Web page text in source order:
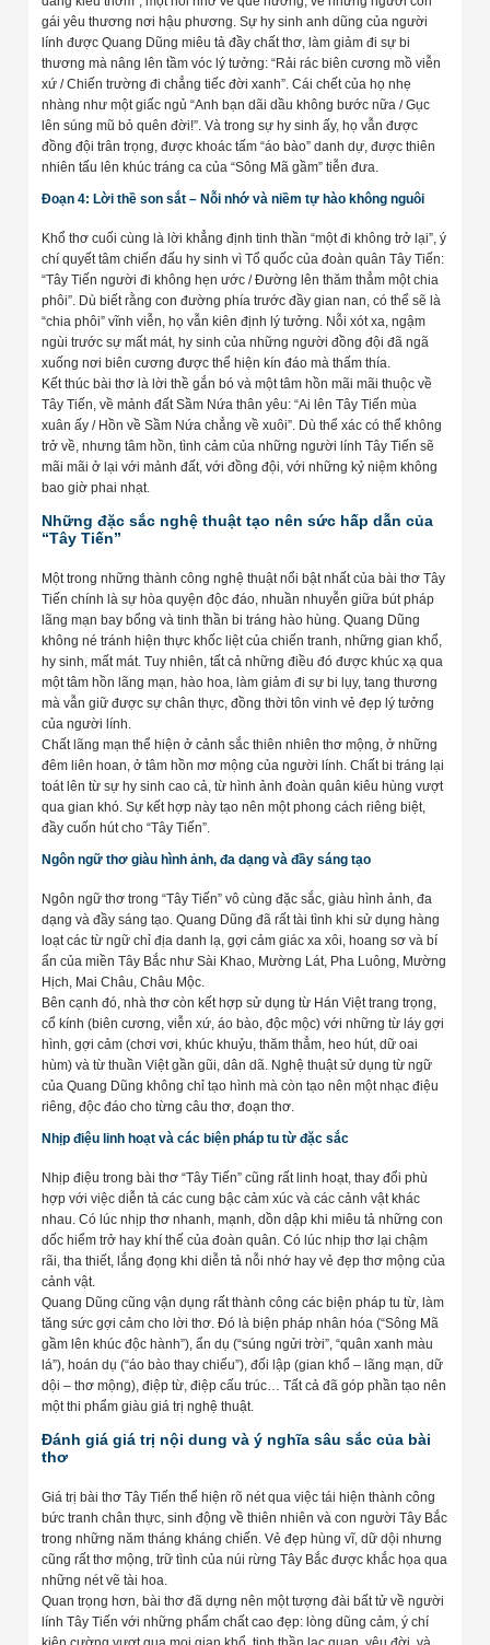
gái yêu thương nơi hậu phương. Sự hy sinh anh dũng của người
lính được Quang Dũng miêu tả đầy chất thơ, làm giảm đi sự bi
thương mà nâng lên tầm vóc lý tưởng: “Rải rác biên cương mồ viễn
xứ / Chiến trường đi chẳng tiếc đời xanh”. Cái chết của họ nhẹ
nhàng như một giấc ngủ “Anh bạn dãi dầu không bước nữa / Gục
lên súng mũ bỏ quên đời!”. Và trong sự hy sinh ấy, họ vẫn được
đồng đội trân trọng, được khoác tấm “áo bào” danh dự, được thiên
nhiên tấu lên khúc tráng ca của “Sông Mã gầm” tiễn đưa.
Đoạn 4: Lời thề son sắt – Nỗi nhớ và niềm tự hào không nguôi
Khổ thơ cuối cùng là lời khẳng định tinh thần “một đi không trở lại”, ý
chí quyết tâm chiến đấu hy sinh vì Tổ quốc của đoàn quân Tây Tiến:
“Tây Tiến người đi không hẹn ước / Đường lên thăm thẳm một chia
phôi”. Dù biết rằng con đường phía trước đầy gian nan, có thể sẽ là
“chia phôi” vĩnh viễn, họ vẫn kiên định lý tưởng. Nỗi xót xa, ngậm
ngùi trước sự mất mát, hy sinh của những người đồng đội đã ngã
xuống nơi biên cương được thể hiện kín đáo mà thấm thía.
Kết thúc bài thơ là lời thề gắn bó và một tâm hồn mãi mãi thuộc về
Tây Tiến, về mảnh đất Sầm Nứa thân yêu: “Ai lên Tây Tiến mùa
xuân ấy / Hồn về Sầm Nứa chẳng về xuôi”. Dù thể xác có thể không
trở về, nhưng tâm hồn, tình cảm của những người lính Tây Tiến sẽ
mãi mãi ở lại với mảnh đất, với đồng đội, với những kỷ niệm không
bao giờ phai nhạt.
Những đặc sắc nghệ thuật tạo nên sức hấp dẫn của
“Tây Tiến”
Một trong những thành công nghệ thuật nổi bật nhất của bài thơ Tây
Tiến chính là sự hòa quyện độc đáo, nhuần nhuyễn giữa bút pháp
lãng mạn bay bổng và tinh thần bi tráng hào hùng. Quang Dũng
không né tránh hiện thực khốc liệt của chiến tranh, những gian khổ,
hy sinh, mất mát. Tuy nhiên, tất cả những điều đó được khúc xạ qua
một tâm hồn lãng mạn, hào hoa, làm giảm đi sự bi lụy, tang thương
mà vẫn giữ được sự chân thực, đồng thời tôn vinh vẻ đẹp lý tưởng
của người lính.
Chất lãng mạn thể hiện ở cảnh sắc thiên nhiên thơ mộng, ở những
đêm liên hoan, ở tâm hồn mơ mộng của người lính. Chất bi tráng lại
toát lên từ sự hy sinh cao cả, từ hình ảnh đoàn quân kiêu hùng vượt
qua gian khó. Sự kết hợp này tạo nên một phong cách riêng biệt,
đầy cuốn hút cho “Tây Tiến”.
Ngôn ngữ thơ giàu hình ảnh, đa dạng và đầy sáng tạo
Ngôn ngữ thơ trong “Tây Tiến” vô cùng đặc sắc, giàu hình ảnh, đa
dạng và đầy sáng tạo. Quang Dũng đã rất tài tình khi sử dụng hàng
loạt các từ ngữ chỉ địa danh lạ, gợi cảm giác xa xôi, hoang sơ và bí
ẩn của miền Tây Bắc như Sài Khao, Mường Lát, Pha Luông, Mường
Hịch, Mai Châu, Châu Mộc.
Bên cạnh đó, nhà thơ còn kết hợp sử dụng từ Hán Việt trang trọng,
cổ kính (biên cương, viễn xứ, áo bào, độc mộc) với những từ láy gợi
hình, gợi cảm (chơi vơi, khúc khuỷu, thăm thẳm, heo hút, dữ oai
hùm) và từ thuần Việt gần gũi, dân dã. Nghệ thuật sử dụng từ ngữ
của Quang Dũng không chỉ tạo hình mà còn tạo nên một nhạc điệu
riêng, độc đáo cho từng câu thơ, đoạn thơ.
Nhịp điệu linh hoạt và các biện pháp tu từ đặc sắc
Nhịp điệu trong bài thơ “Tây Tiến” cũng rất linh hoạt, thay đổi phù
hợp với việc diễn tả các cung bậc cảm xúc và các cảnh vật khác
nhau. Có lúc nhịp thơ nhanh, mạnh, dồn dập khi miêu tả những con
dốc hiểm trở hay khí thế của đoàn quân. Có lúc nhịp thơ lại chậm
rãi, tha thiết, lắng đọng khi diễn tả nỗi nhớ hay vẻ đẹp thơ mộng của
cảnh vật.
Quang Dũng cũng vận dụng rất thành công các biện pháp tu từ, làm
tăng sức gợi cảm cho lời thơ. Đó là biện pháp nhân hóa (“Sông Mã
gầm lên khúc độc hành”), ẩn dụ (“súng ngửi trời”, “quân xanh màu
lá”), hoán dụ (“áo bào thay chiếu”), đối lập (gian khổ – lãng mạn, dữ
dội – thơ mộng), điệp từ, điệp cấu trúc… Tất cả đã góp phần tạo nên
một thi phẩm giàu giá trị nghệ thuật.
Đánh giá giá trị nội dung và ý nghĩa sâu sắc của bài
thơ
Giá trị bài thơ Tây Tiến thể hiện rõ nét qua việc tái hiện thành công
bức tranh chân thực, sinh động về thiên nhiên và con người Tây Bắc
trong những năm tháng kháng chiến. Vẻ đẹp hùng vĩ, dữ dội nhưng
cũng rất thơ mộng, trữ tình của núi rừng Tây Bắc được khắc họa qua
những nét vẽ tài hoa.
Quan trọng hơn, bài thơ đã dựng nên một tượng đài bất tử về người
lính Tây Tiến với những phẩm chất cao đẹp: lòng dũng cảm, ý chí